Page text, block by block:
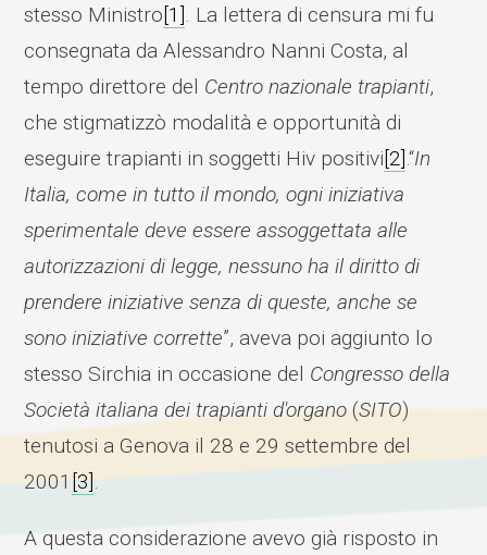
stesso Ministro[1]. La lettera di censura mi fu
consegnata da Alessandro Nanni Costa, al
tempo direttore del Centro nazionale trapianti,
che stigmatizzò modalità e opportunità di
eseguire trapianti in soggetti Hiv positivi[2].“In
Italia, come in tutto il mondo, ogni iniziativa
sperimentale deve essere assoggettata alle
autorizzazioni di legge, nessuno ha il diritto di
prendere iniziative senza di queste, anche se
sono iniziative corrette”, aveva poi aggiunto lo
stesso Sirchia in occasione del Congresso della
Società italiana dei trapianti d'organo(SITO)
tenutosi a Genova il 28 e 29 settembre del
2001 [3].
A questa considerazione avevo già risposto in